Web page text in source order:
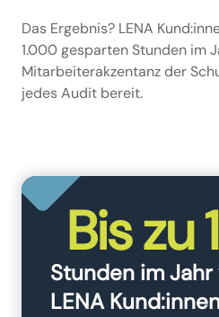
Das Ergebnis? LENA
1.000 gesparten Stunden im
Mitarbeiterakzentanz der
jedes Audit bereit.
Bis zu
Stunden im
LENA